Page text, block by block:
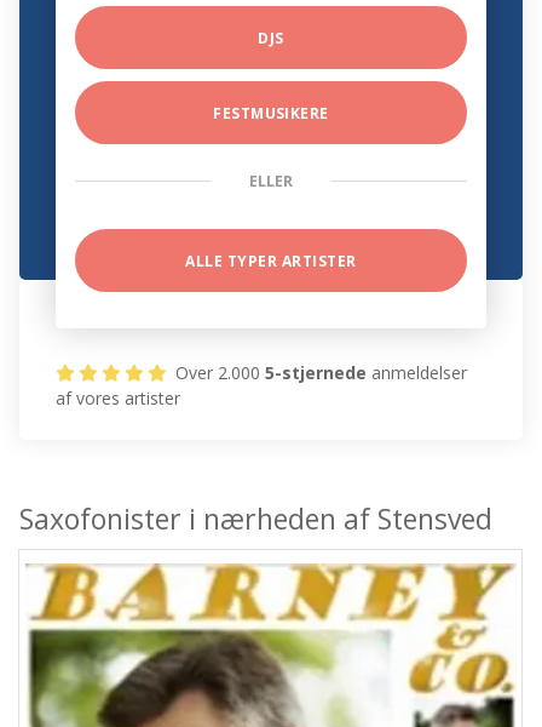
DJS
FESTMUSIKERE
ELLER
ALLE TYPER ARTISTER
Over 2.0005-stjernede anmeldelser
af vores artister
Saxofonister i nærheden af Stensved